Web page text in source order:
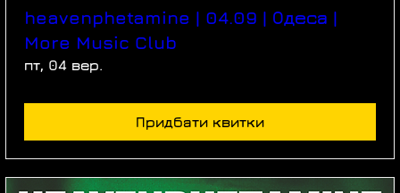
heavenphetamine | 04.09 | Одеса |
More Music Club
пт, 04 вер.
Придбати квитки